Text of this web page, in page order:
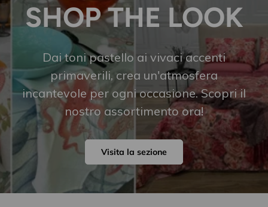
SHOP THE LOOK
Dai toni pastello ai vivaci accenti
primaverili, crea un'atmosfera
incantevole per ogni occasione. Scopri il
nostro assortimento ora!
Visita la sezione